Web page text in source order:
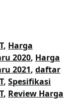
, Harga
2020, Harga
2021, daftar
, Spesifikasi
, Review Harga